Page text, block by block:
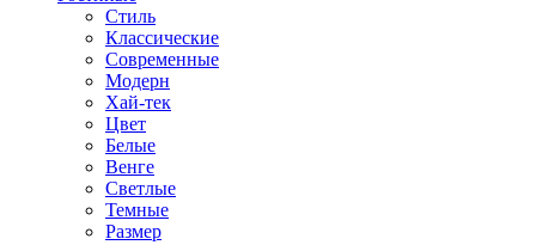
Стиль
Классические
Современные
Модерн
Хай-тек
Цвет
Белые
Венге
Светлые
Темные
Размер